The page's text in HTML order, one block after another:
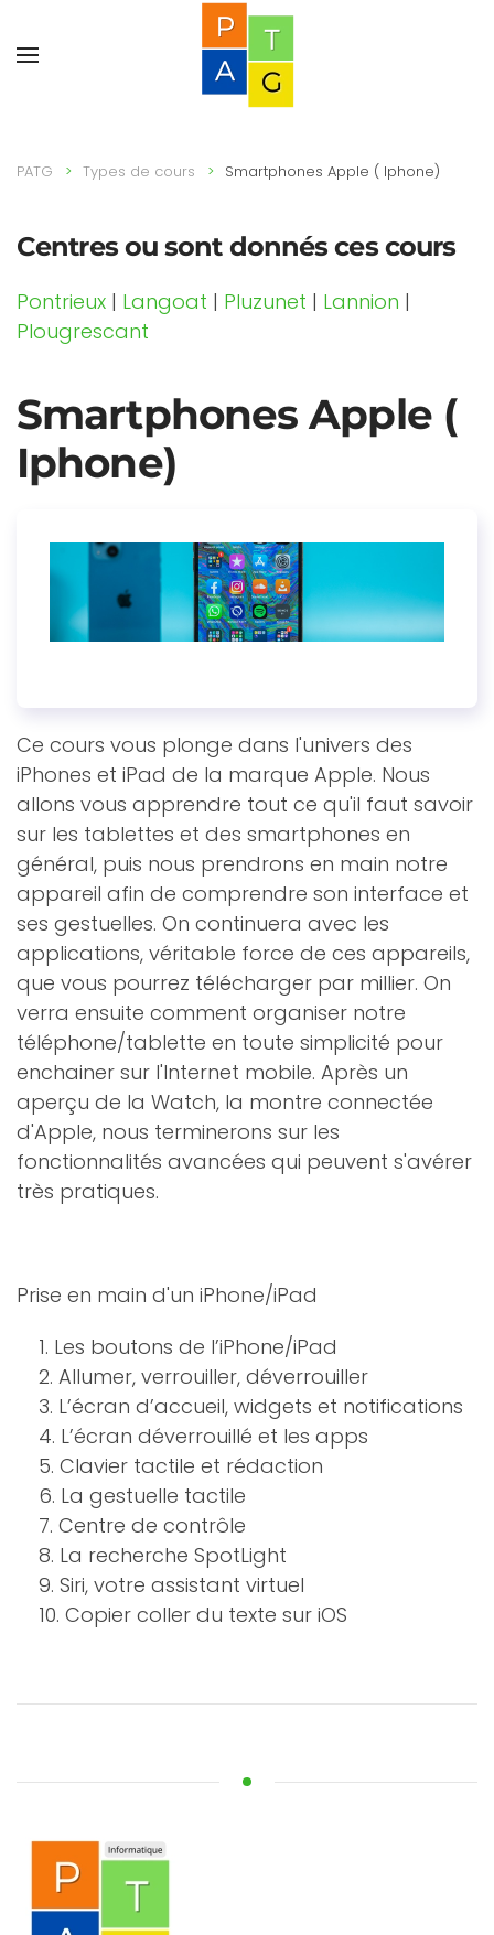
PATG Types de cours Smartphones Apple ( Iphone)
Centres ou sont donnés ces cours
Pontrieux | Langoat | Pluzunet | Lannion |
Plougrescant
Smartphones Apple (
Iphone)
Ce cours vous plonge dans l'univers des
iPhones et iPad de la marque Apple. Nous
allons vous apprendre tout ce qu'il faut savoir
sur les tablettes et des smartphones en
général, puis nous prendrons en main notre
appareil afin de comprendre son interface et
ses gestuelles. On continuera avec les
applications, véritable force de ces appareils,
que vous pourrez télécharger par millier. On
verra ensuite comment organiser notre
téléphone/tablette en toute simplicité pour
enchainer sur l'Internet mobile. Après un
aperçu de la Watch, la montre connectée
d'Apple, nous terminerons sur les
fonctionnalités avancées qui peuvent s'avérer
très pratiques.
Prise en main d'un iPhone/iPad
1. Les boutons de l’iPhone/iPad
2. Allumer, verrouiller, déverrouiller
3. L’écran d’accueil, widgets et notifications
4. L’écran déverrouillé et les apps
5. Clavier tactile et rédaction
6. La gestuelle tactile
7. Centre de contrôle
8. La recherche SpotLight
9. Siri, votre assistant virtuel
10. Copier coller du texte sur iOS